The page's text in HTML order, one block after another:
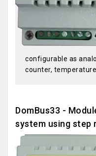
configurable as
counter,
DomBus33 -
system using step